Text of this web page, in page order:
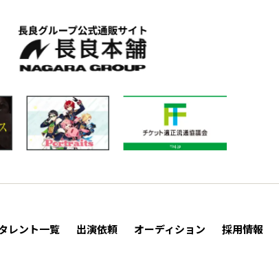
レント一覧 出演依頼 オーディション 採用情報